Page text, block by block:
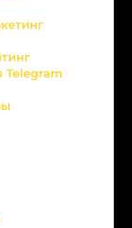
Telegram